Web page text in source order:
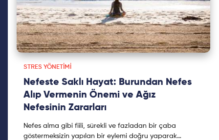
STRES YÖNETIMI
Nefeste Saklı Hayat: Burundan Nefes
Alıp Vermenin Önemi ve Ağız
Nefesinin Zararları
Nefes alma gibi fiili, sürekli ve fazladan bir çaba
göstermeksizin yapılan bir eylemi doğru yaparak